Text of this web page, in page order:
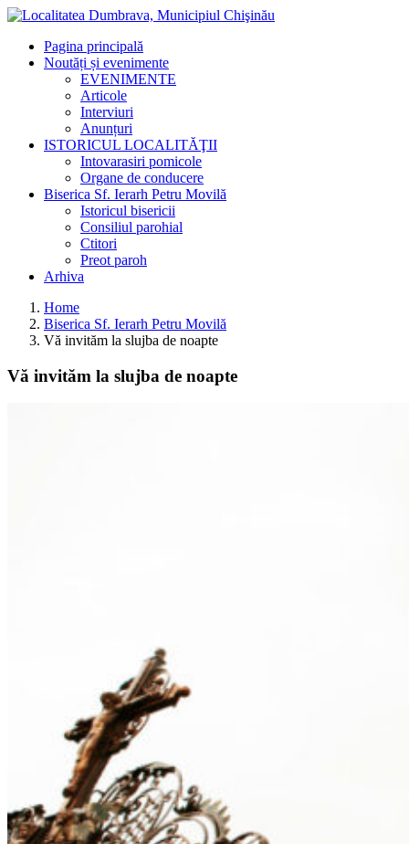
Pagina principală
Noutăți și evenimente
EVENIMENTE
Articole
Interviuri
Anunțuri
ISTORICUL LOCALITĂŢII
Intovarasiri pomicole
Organe de conducere
Biserica Sf. Ierarh Petru Movilă
Istoricul bisericii
Consiliul parohial
Ctitori
Preot paroh
Arhiva
Home
Biserica Sf. Ierarh Petru Movilă
Vă invităm la slujba de noapte
Vă invităm la slujba de noapte